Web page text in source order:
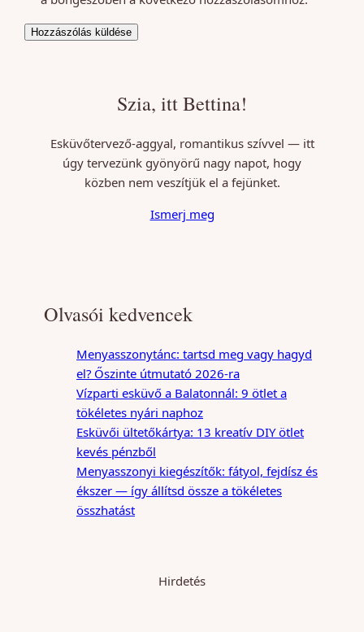
Szia, itt Bettina!
Esküvőtervező-aggyal, romantikus szívvel — itt
úgy tervezünk gyönyörű nagy napot, hogy
közben nem veszítjük el a fejünket.
Ismerj meg
Olvasói kedvencek
Menyasszonytánc: tartsd meg vagy hagyd
el? Őszinte útmutató 2026-ra
Vízparti esküvő a Balatonnál: 9 ötlet a
tökéletes nyári naphoz
Esküvői ültetőkártya: 13 kreatív DIY ötlet
kevés pénzből
Menyasszonyi kiegészítők: fátyol, fejdísz és
ékszer — így állítsd össze a tökéletes
összhatást
Hirdetés